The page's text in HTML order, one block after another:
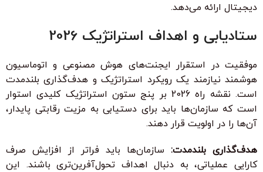
دیجیتال ارائه می‌دهد.
ستادیابی و اهداف استراتژیک 2026
موفقیت در استقرار ایجنت‌های هوش مصنوعی و اتوماسیون
هوشمندنیازمند یک رویکرد استراتژیکو هدف‌گذاری بلندمدت
است. نقشه راه 2026 بر پنج ستون استراتژیک کلیدی استوار
است که سازمان‌ها باید برای دستیابی به مزیت رقابتی پایدار،
آن‌ها را در اولویت قرار دهند.
هدف‌گذاری بلندمدت: سازمان‌ها باید فراتر از افزایش صرف
کارایی عملیاتی، به دنبال اهداف تحول‌آفرین‌تری باشند. این